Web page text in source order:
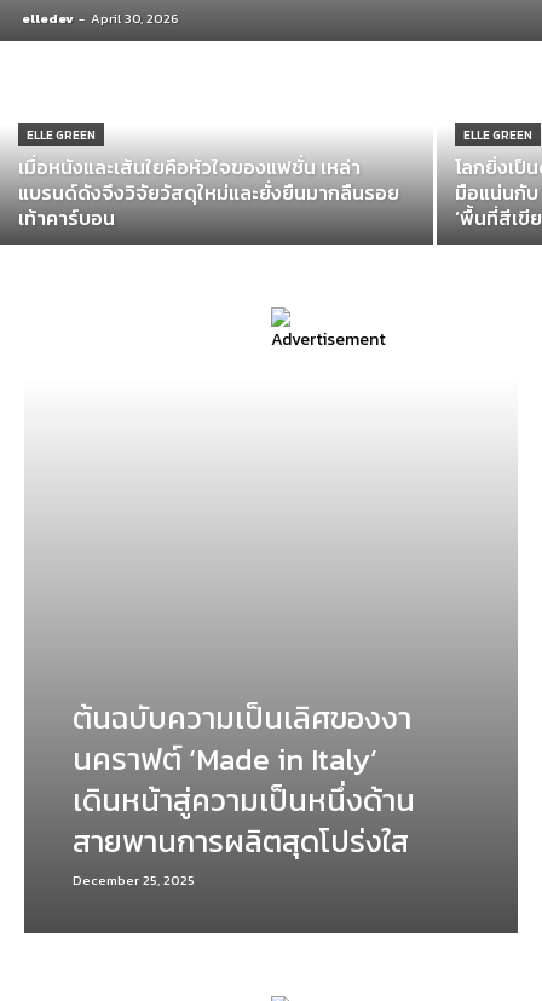
elledev - April 30, 2026
ELLE GREEN
เมื่อหนังและเส้นใยคือหัวใจของแฟชั่น เหล่า
แบรนด์ดังจึงวิจัยวัสดุใหม่และยั่งยืนมากลืนรอย
เท้าคาร์บอน
ELLE GREEN
โลกยิ่งเป็
มือแน่นกับ
‘พื้นที่สีเขี
ต้นฉบับความเป็นเลิศของงา
นคราฟต์ ‘Made in Italy’
เดินหน้าสู่ความเป็นหนึ่งด้าน
สายพานการผลิตสุดโปร่งใส
December 25, 2025